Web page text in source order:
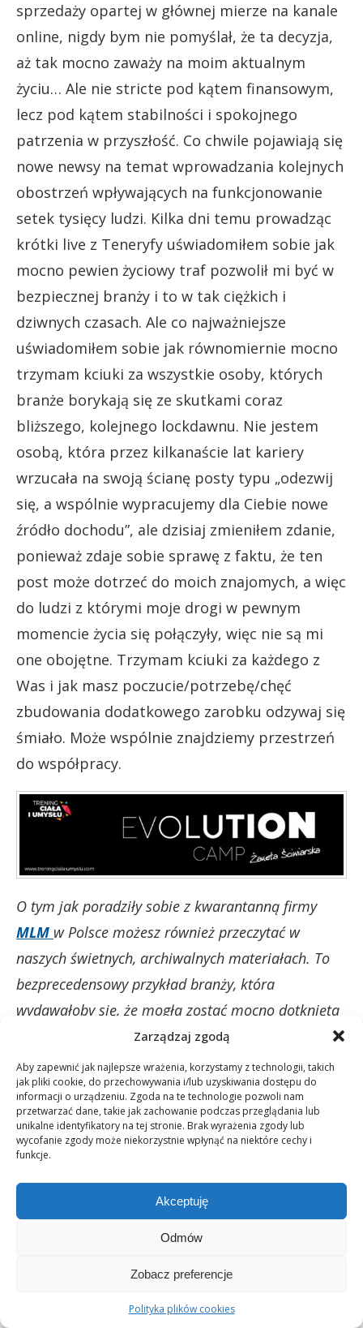
Zarządzaj zgodą
Aby zapewnić jak najlepsze wrażenia, korzystamy z technologii, takich
jak pliki cookie, do przechowywania i/lub uzyskiwania dostępu do
informacji o urządzeniu. Zgoda na te technologie pozwoli nam
przetwarzać dane, takie jak zachowanie podczas przeglądania lub
unikalne identyfikatory na tej stronie. Brak wyrażenia zgody lub
wycofanie zgody może niekorzystnie wpłynąć na niektóre cechy i
funkcje.
Akceptuję
Odmów
Zobacz preferencje
Polityka plików cookies
sprzedaży opartej w głównej mierze na kanale
online, nigdy bym nie pomyślał, że ta decyzja,
aż tak mocno zaważy na moim aktualnym
życiu… Ale nie stricte pod kątem finansowym,
lecz pod kątem stabilności i spokojnego
patrzenia w przyszłość. Co chwile pojawiają się
nowe newsy na temat wprowadzania kolejnych
obostrzeń wpływających na funkcjonowanie
setek tysięcy ludzi. Kilka dni temu prowadząc
krótki live z Teneryfy uświadomiłem sobie jak
mocno pewien życiowy traf pozwolił mi być w
bezpiecznej branży i to w tak ciężkich i
dziwnych czasach. Ale co najważniejsze
uświadomiłem sobie jak równomiernie mocno
trzymam kciuki za wszystkie osoby, których
branże borykają się ze skutkami coraz
bliższego, kolejnego lockdawnu. Nie jestem
osobą, która przez kilkanaście lat kariery
wrzucała na swoją ścianę posty typu „odezwij
się, a wspólnie wypracujemy dla Ciebie nowe
źródło dochodu”, ale dzisiaj zmieniłem zdanie,
ponieważ zdaje sobie sprawę z faktu, że ten
post może dotrzeć do moich znajomych, a więc
do ludzi z którymi moje drogi w pewnym
momencie życia się połączyły, więc nie są mi
one obojętne. Trzymam kciuki za każdego z
Was i jak masz poczucie/potrzebę/chęć
zbudowania dodatkowego zarobku odzywaj się
śmiało. Może wspólnie znajdziemy przestrzeń
do współpracy.
O tym jak poradziły sobie z kwarantanną firmy
MLM w Polsce możesz również przeczytać w
naszych świetnych, archiwalnych materiałach. To
bezprecedensowy przykład branży, która
wydawałoby się, że mogła zostać mocno dotknięta
kryzysem ekonomicznym ostatnich miesięcy. Nic
bardziej mylnego. To model biznesowy, któremu
warto się bliżej przyjrzeć. Wcześniejsze przejście na
zastosowanie nowoczesnych technologii, sprawna
reorganizacja i adaptacja do nowej sytuacji
przyniosły zaskakujące efekty:
„Polski sektor network marketingu z rekordami
w online! Komentarze liderów”
Lawinowe redukcje zatrudnienia, które nie ominą